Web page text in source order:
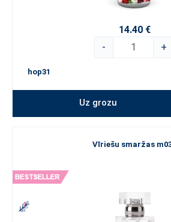
14.40 €
-
+
hop31
Uz grozu
Vīriešu smaržas